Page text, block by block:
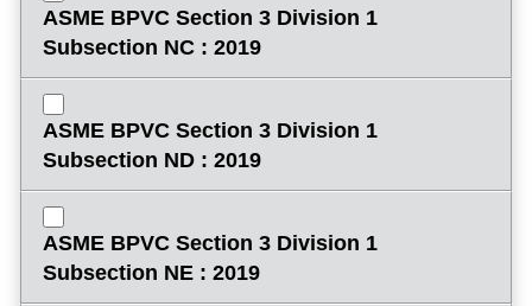
ASME BPVC Section 3 Division 1
Subsection NC : 2019
ASME BPVC Section 3 Division 1
Subsection ND : 2019
ASME BPVC Section 3 Division 1
Subsection NE : 2019